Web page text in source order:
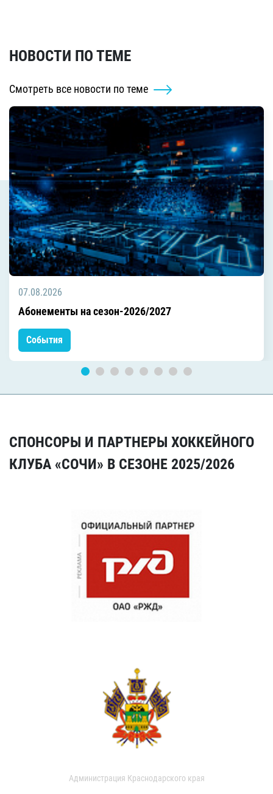
НОВОСТИ ПО ТЕМЕ
Смотреть все новости по теме
07.08.2026
Абонементы на сезон-2026/2027
События
СПОНСОРЫ И ПАРТНЕРЫ ХОККЕЙНОГО
КЛУБА «СОЧИ» В СЕЗОНЕ 2025/2026
Администрация Краснодарского края